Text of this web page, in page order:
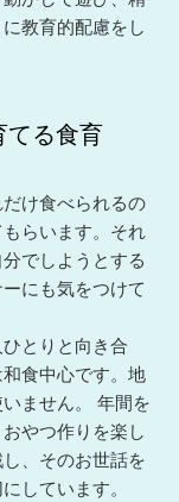
教育的配慮をし
てる食育
け食べられるの
らいます。それ
でしようとする
にも気をつけて
とりと向き合
食中心です。地
ません。 年間を
やつ作りを楽し
、そのお世話を
しています。